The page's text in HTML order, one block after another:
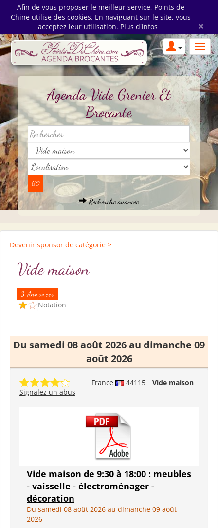
Afin de vous proposer le meilleur service, Points de
Chine utilise des cookies. En naviguant sur le site, vous
acceptez leur utilisation. Plus d'infos ×
Agenda Vide Grenier Et
Brocante
Recherche avancée
Devenir sponsor de catégorie >
Vide maison
3 Annonces
Notation
Du samedi 08 août 2026 au dimanche 09
août 2026
France 44115
Vide maison
Signalez un abus
Vide maison de 9:30 à 18:00 : meubles
- vaisselle - électroménager -
décoration
Du samedi 08 août 2026 au dimanche 09 août
2026